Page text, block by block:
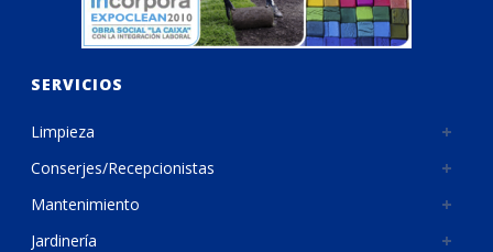
SERVICIOS
Limpieza
Conserjes/Recepcionistas
Mantenimiento
Jardinería